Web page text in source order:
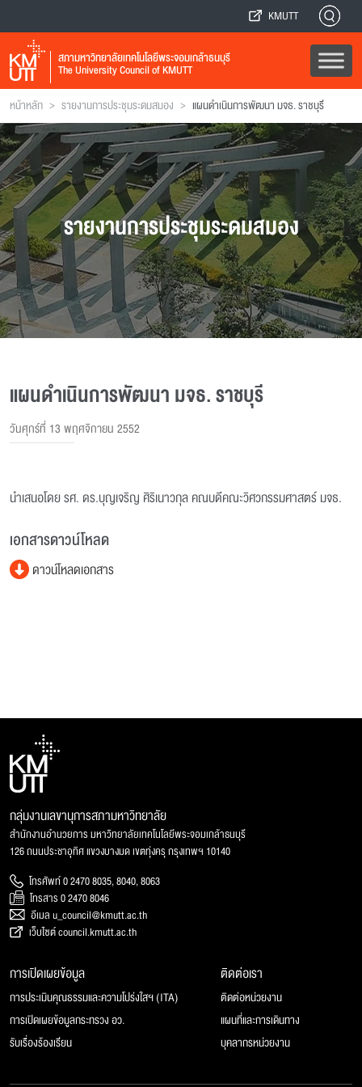
KMUTT
สภามหาวิทยาลัยเทคโนโลยีพระจอมเกล้าธนบุรี
The University Council of KMUTT
หน้าหลัก > รายงานการประชุมระดมสมอง > แผนดำเนินการพัฒนา มจธ. ราชบุรี
รายงานการประชุมระดมสมอง
แผนดำเนินการพัฒนา มจธ. ราชบุรี
วันศุกร์ที่ 13 พฤศจิกายน 2552
นำเสนอโดย รศ. ดร.บุญเจริญ ศิริเนาวกุล คณบดีคณะวิศวกรรมศาสตร์ มจธ.
เอกสารดาวน์โหลด
ดาวน์โหลดเอกสาร
กลุ่มงานเลขานุการสภามหาวิทยาลัย
สำนักงานอำนวยการ มหาวิทยาลัยเทคโนโลยีพระจอมเกล้าธนบุรี
126 ถนนประชาอุทิศ แขวงบางมด เขตทุ่งครุ กรุงเทพฯ 10140
โทรศัพท์ 0 2470 8035, 8040, 8063
โทรสาร 0 2470 8046
อีเมล u_council@kmutt.ac.th
เว็บไซต์ council.kmutt.ac.th
การเปิดเผยข้อมูล
การประเมินคุณธรรมและความโปร่งใสฯ (ITA)
การเปิดเผยข้อมูลกระทรวง อว.
รับเรื่องร้องเรียน
ติดต่อเรา
ติดต่อหน่วยงาน
แผนที่และการเดินทาง
บุคลากรหน่วยงาน